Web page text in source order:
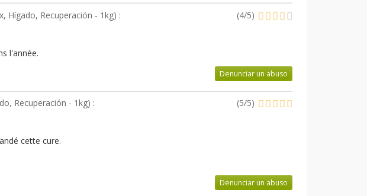
Hígado, Recuperación - 1kg) : (4/5)
l'année.
Denunciar un abuso
Recuperación - 1kg) : (5/5)
cette cure.
Denunciar un abuso